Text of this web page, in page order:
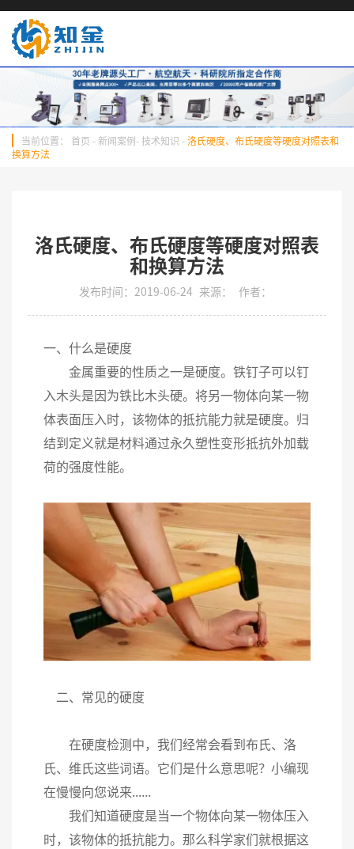
当前位置： 首页 - 新闻案例-技术知识 -洛氏硬度、布氏硬度等硬度对照表和
换算方法
洛氏硬度、布氏硬度等硬度对照表
和换算方法
发布时间：2019-06-24 来源： 作者：
一、什么是硬度
金属重要的性质之一是硬度。铁钉子可以钉
入木头是因为铁比木头硬。将另一物体向某一物
体表面压入时，该物体的抵抗能力就是硬度。归
结到定义就是材料通过永久塑性变形抵抗外加载
荷的强度性能。
二、常见的硬度
在硬度检测中，我们经常会看到布氏、洛
氏、维氏这些词语。它们是什么意思呢？小编现
在慢慢向您说来......
我们知道硬度是当一个物体向某一物体压入
时，该物体的抵抗能力。那么科学家们就根据这